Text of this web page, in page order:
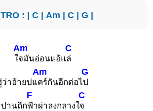
: | C | Am | C | G |
ใ
Am
จมันอ่อนแอ้แ
C
ล่
ว่าอ้ายบ่แ
Am
คร์กันอีกต่อไ
G
ป
ปานถึก
F
ฟ้าผ่าลงกลางใ
C
จ